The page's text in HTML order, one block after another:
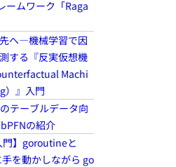
Português
ームワーク「Raga
へ―機械学習で因
する『反実仮想機
Machi
）』入門
テーブルデータ向
の紹介
門】goroutineと
を動かしながら go